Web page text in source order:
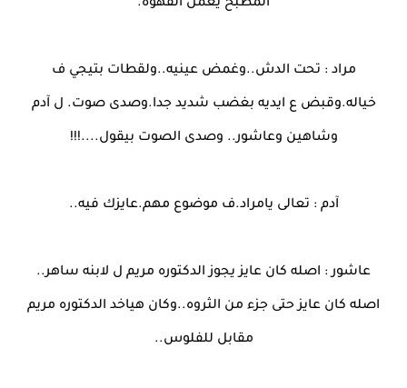
المطبخ يعمل القهوه.
مراد : تحت الدش..وغمض عينيه..ولقطات بتيجي ف
خياله.وقبض ع ايديه بغضب شديد جدا.وصدى صوت. ل آدم
وشاهين وعاشور.. وصدى الصوت بيقول....!!!
آدم : تعالى يامراد.ف موضوع مهم.عايزك فيه..
عاشور : اصله كان عايز يجوز الدكتوره مريم ل لابنه ساهر..
اصله كان عايز حتى جزء من الثروه..وكان هياخد الدكتوره مريم
مقابل للفلوس..